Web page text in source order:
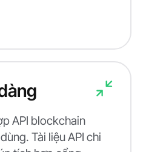
API blockchain
Tài liệu API chi